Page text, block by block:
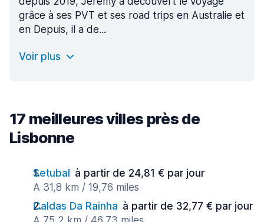
grâce à ses PVT et ses road trips en Australie et
en Depuis, il a de...
Voir plus
17 meilleures villes près de
Lisbonne
Setubal
à partir de 24,81 € par jour
A 31,8 km / 19,76 miles
Caldas Da Rainha à partir de 32,77 € par jour